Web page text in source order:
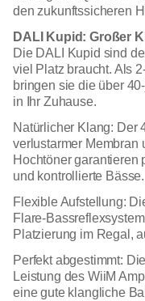
den zukunftssicheren
DALI Kupid: Großer
Die DALI Kupid sind
viel Platz braucht. Als
bringen sie die über
in Ihr Zuhause.
Natürlicher Klang: Der
verlustarmer Membran
Hochtöner garantieren
und kontrollierte Bässe.
Flexible Aufstellung:
Flare-
Platzierung im Regal,
Perfekt abgestimmt:
Leistung des WiiM
eine gute klangliche